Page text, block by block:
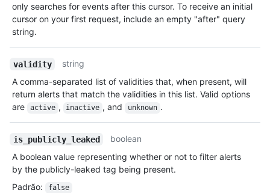
only searches for events after this cursor. To receive an initial
cursor on your first request, include an empty "after" query
string.
validity
string
A comma-separated list of validities that, when present, will
return alerts that match the validities in this list. Valid options
are
active , inactive , and unknown .
is_publicly_leaked
boolean
A boolean value representing whether or not to filter alerts
by the publicly-leaked tag being present.
Padrão: false